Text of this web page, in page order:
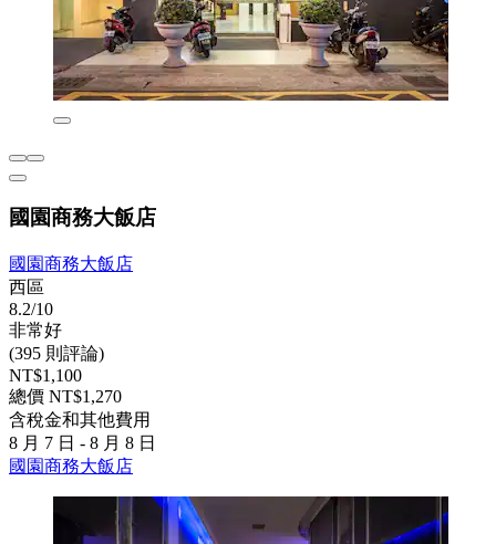
國園商務大飯店
國園商務大飯店
西區
8.2/10
非常好
(395 則評論)
NT$1,100
總價 NT$1,270
含稅金和其他費用
8 月 7 日 - 8 月 8 日
國園商務大飯店